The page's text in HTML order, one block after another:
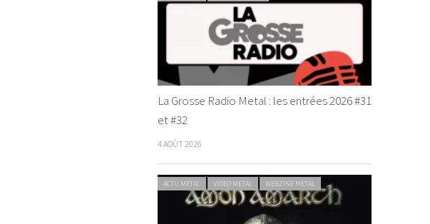
La Grosse Radio Metal : les entrées 2026 #31
et #32
4 AOÛT 2026
ACTU METAL VIDEO METAL WEBZINE METAL